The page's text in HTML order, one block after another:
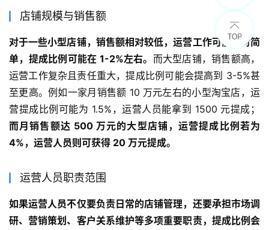
店铺规模与销售额
对于一些小型店铺，销售额相对较低，运营工作可能相对简
单，提成比例可能在 1-2%左右。 而大型店铺，销售额高，
运营工作复杂且责任重大，提成比例可能会提高到 3-5%甚
至更高。例如一家月销售额 10 万元左右的小型淘宝店，运
营提成比例可能为 1.5%，运营人员能拿到 1500 元提成；
而月销售额达 500 万元的大型店铺，运营提成比例若为
4%，运营人员则可获得 20 万元提成。
运营人员职责范围
如果运营人员不仅要负责日常的店铺管理，还要承担市场调
研、营销策划、客户关系维护等多项重要职责，提成比例会